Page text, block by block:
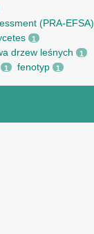
(PRA-EFSA)
1
drzew leśnych 1
1 fenotyp 1